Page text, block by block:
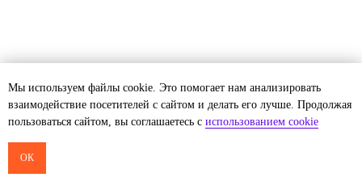
СТАТЬИ
Мы используем файлы cookie. Это помогает нам анализировать
взаимодействие посетителей с сайтом и делать его лучше. Продолжая
пользоваться сайтом, вы соглашаетесь с использованием cookie
ОК